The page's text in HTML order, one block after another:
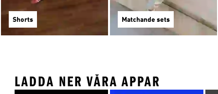
Shorts Matchande sets
LADDA NER VÅRA APPAR